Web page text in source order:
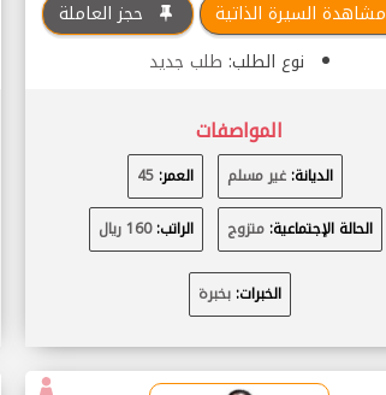
مشاهدة السيرة الذاتية
حجز العاملة
نوع الطلب: طلب جديد
المواصفات
الديانة:غير مسلم العمر:45
الحالة الإجتماعية:متزوج الراتب:160 ريال
الخبرات:بخبرة